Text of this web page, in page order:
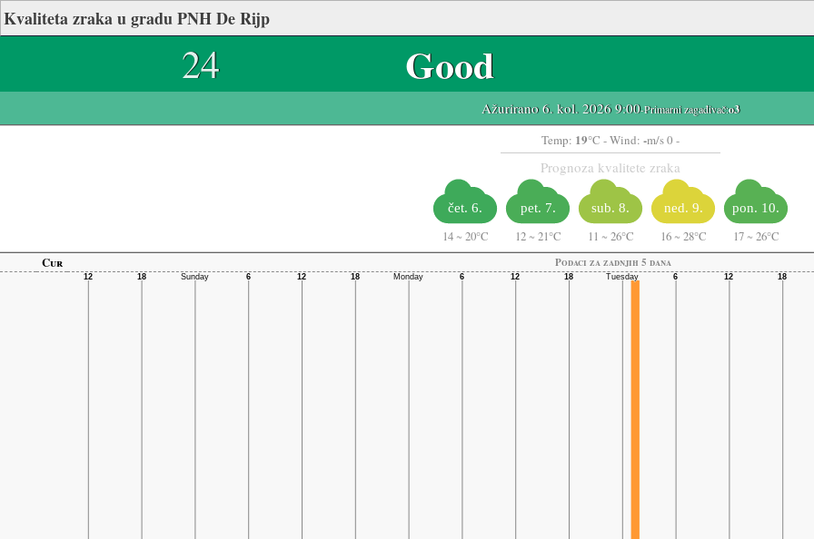
Kvaliteta zraka u gradu PNH De Rijp
24 Good
Ažurirano 6. kol. 2026 9:00-Primarni zagađivač:o3
Temp: 19°C - Wind: -m/s 0 -
Prognoza kvalitete zraka
čet. 6.
14 ~ 20°C
pet. 7.
12 ~ 21°C
sub. 8.
11 ~ 26°C
ned. 9.
16 ~ 28°C
pon. 10.
17 ~ 26°C
Cur
Podaci za zadnjih 5 dana